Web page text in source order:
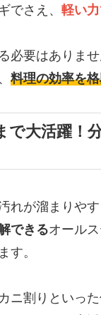
でさえ、 軽い
必要はありま
料理の効率を
で大活躍！
れが溜まりや
できるオール
す。
ニ割りといっ